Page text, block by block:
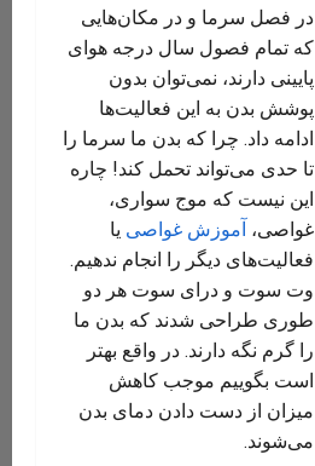
در فصل سرما و در مکان‌هایی
که تمام فصول سال درجه هوای
پایینی دارند، نمی‌توان بدون
پوشش بدن به این فعالیت‌ها
ادامه داد. چرا که بدن ما سرما را
تا حدی می‌تواند تحمل کند! چاره
این نیست که موج سواری،
غواصی، آموزش غواصی یا
فعالیت‌های دیگر را انجام ندهیم.
وت سوت و درای سوت هر دو
طوری طراحی شدند که بدن ما
را گرم نگه دارند. در واقع بهتر
است بگوییم موجب کاهش
میزان از دست دادن دمای بدن
می‌شوند.